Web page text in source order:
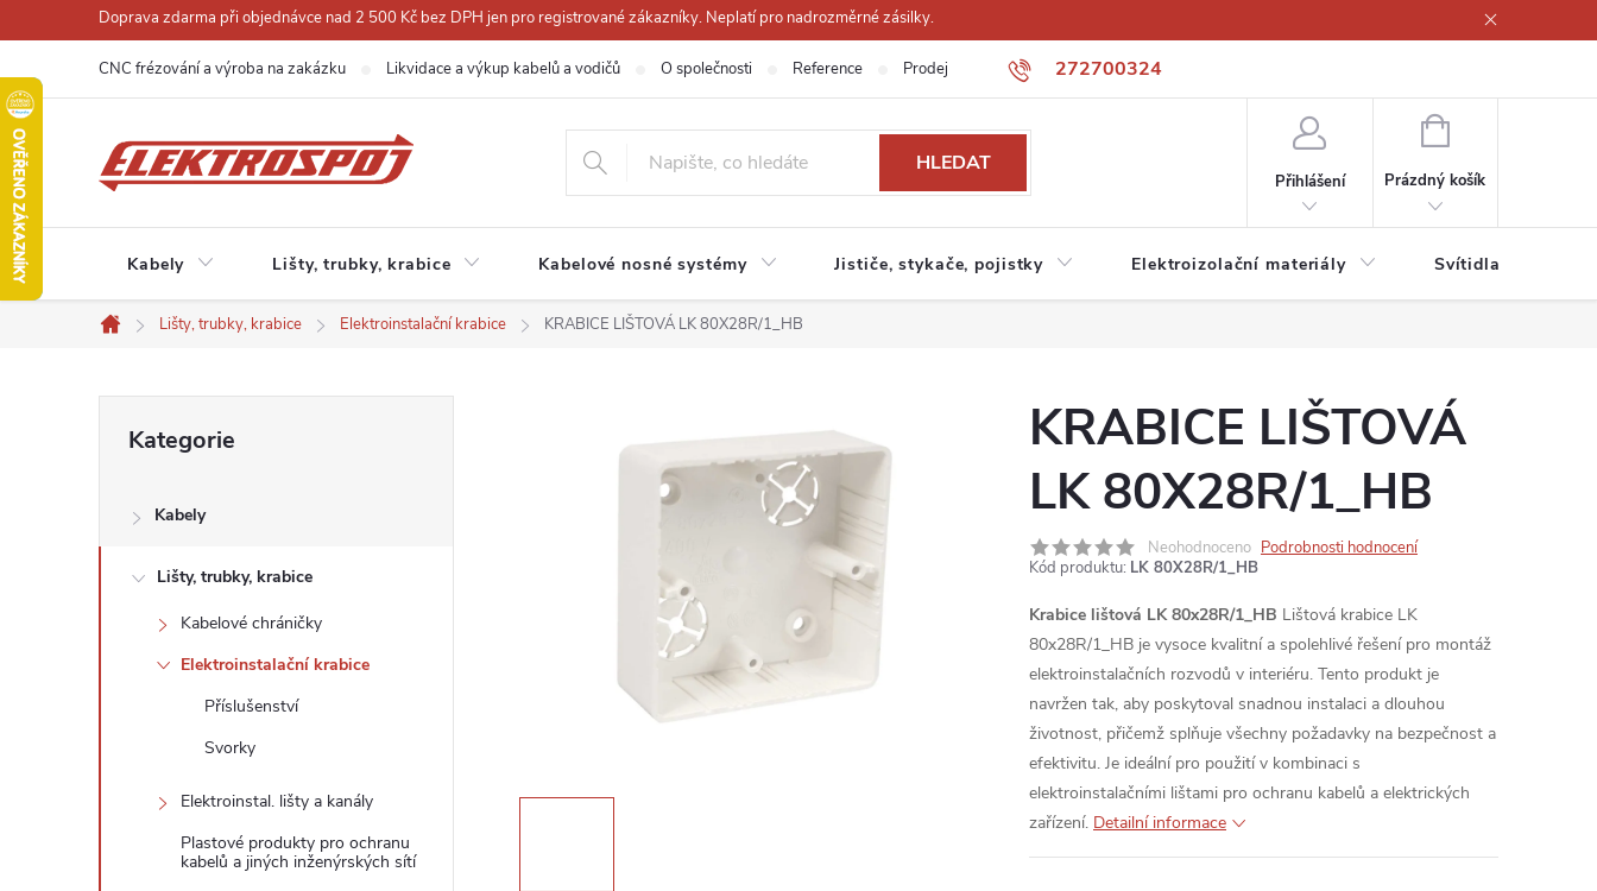
na
obsah
Doprava zdarma při objednávce nad 2 500 Kč bez DPH jen pro registrované zákazníky. Neplatí pro nadrozměrné zásilky.
272700324
CNC frézování a výroba na zakázku Likvidace a výkup kabelů a vodičů O společnosti Reference Prodejna Obchodní podmínky
HLEDAT
Přihlášení
NÁKUPNÍ
Prázdný košík
Kabely Lišty, trubky, krabice Kabelové nosné systémy Jističe, stykače, pojistky Elektroizolační materiály Svítidla a zdroje
Domů
Lišty, trubky, krabice Elektroinstalační krabice KRABICE LIŠTOVÁ LK 80X28R/1_HB
s
kategorie
Kategorie
Kabely
Lišty, trubky, krabice
Kabelové chráničky
Elektroinstalační krabice
Příslušenství
Svorky
Elektroinstal. lišty a kanály
Plastové produkty pro ochranu
kabelů a jiných inženýrských sítí
KRABICE LIŠTOVÁ
LK 80X28R/1_HB
Neohodnoceno Podrobnosti hodnocení
Kód produktu: LK 80X28R/1_HB
Krabice lištová LK 80x28R/1_HB Lištová krabice LK
80x28R/1_HB je vysoce kvalitní a spolehlivé řešení pro montáž
elektroinstalačních rozvodů v interiéru. Tento produkt je
navržen tak, aby poskytoval snadnou instalaci a dlouhou
životnost, přičemž splňuje všechny požadavky na bezpečnost a
efektivitu. Je ideální pro použití v kombinaci s
elektroinstalačními lištami pro ochranu kabelů a elektrických
zařízení. Detailní informace